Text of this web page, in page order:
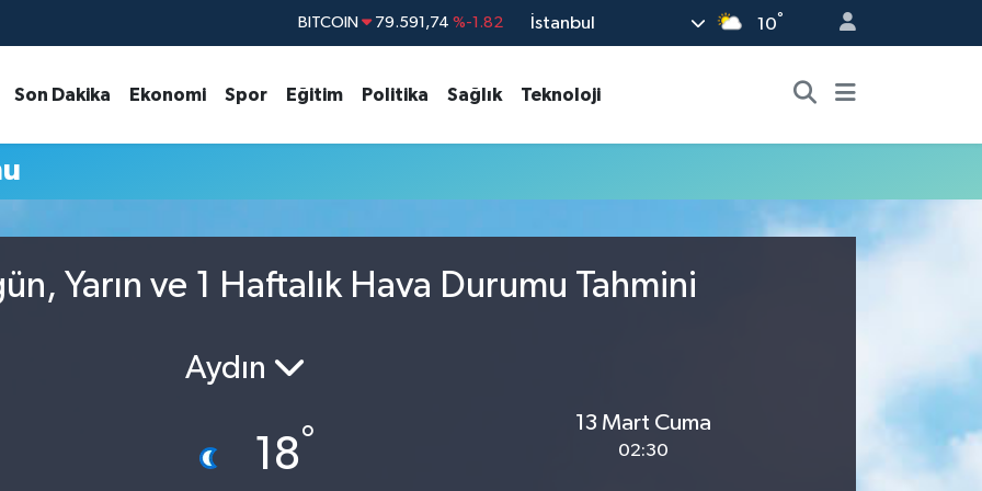
BITCOIN 79.591,74 %-1.82
EURO 53,38690 %0.19
STERLİN 61,60380 %0.18
İstanbul 10°
Son Dakika Ekonomi Spor Eğitim Politika Sağlık Teknoloji
Yarın ve 1 Haftalık Hava Durumu Tahmini
Aydın
18°
13 Mart Cuma
02:30